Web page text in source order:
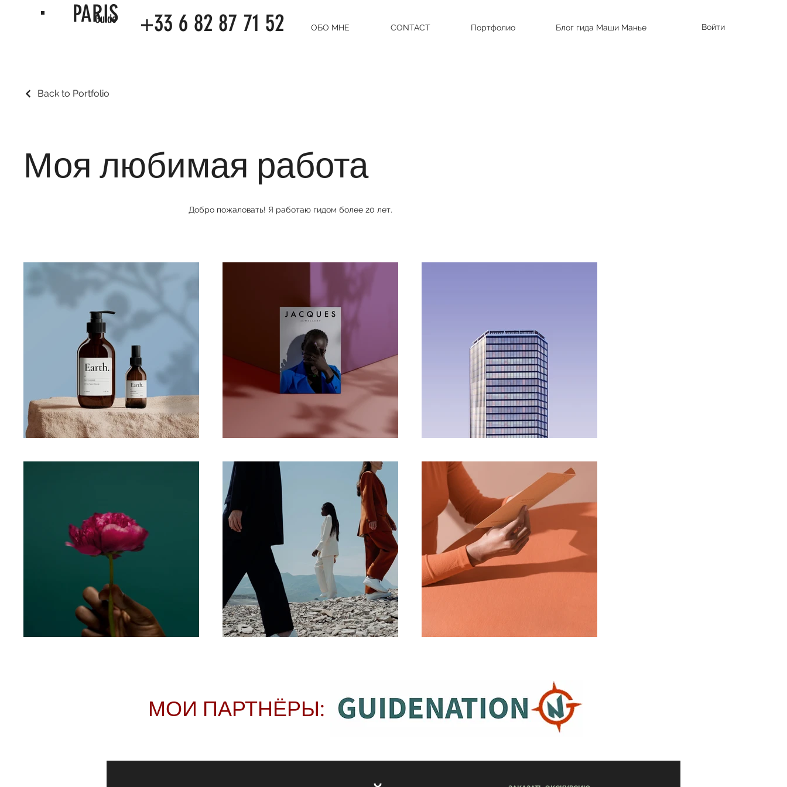
PARIS
Guide
Войти
+33 6 82 87 71 52 ОБО МНЕ CONTACT Портфолио Блог гида Маши Манье
Back to Portfolio
Моя любимая работа
Добро пожаловать! Я работаю гидом более 20 лет.
МОИ ПАРТНЁРЫ: